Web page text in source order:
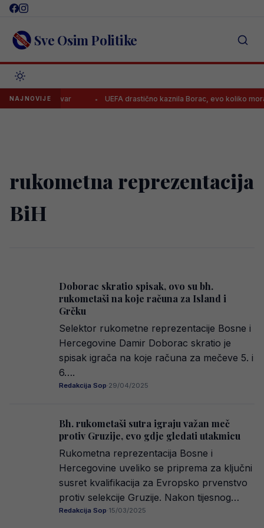
Skip
content Sve Osim Politike
NAJNOVIJE
na jednu stvar UEFA drastično kaznila Borac, evo koliko
rukometna reprezentacija
BiH
Doborac skratio spisak, ovo su bh.
rukometaši na koje računa za Island i
Grčku
Selektor rukometne reprezentacije Bosne i
Hercegovine Damir Doborac skratio je
spisak igrača na koje računa za mečeve 5. i
6….
Redakcija Sop·29/04/2025
Bh. rukometaši sutra igraju važan meč
protiv Gruzije, evo gdje gledati utakmicu
Rukometna reprezentacija Bosne i
Hercegovine uveliko se priprema za ključni
susret kvalifikacija za Evropsko prvenstvo
protiv selekcije Gruzije. Nakon tijesnog…
Redakcija Sop·15/03/2025